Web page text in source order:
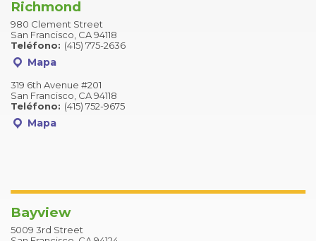
Richmond
980 Clement Street
San Francisco, CA 94118
Teléfono: (415) 775-2636
Mapa
319 6th Avenue #201
San Francisco, CA 94118
Teléfono: (415) 752-9675
Mapa
Bayview
5009 3rd Street